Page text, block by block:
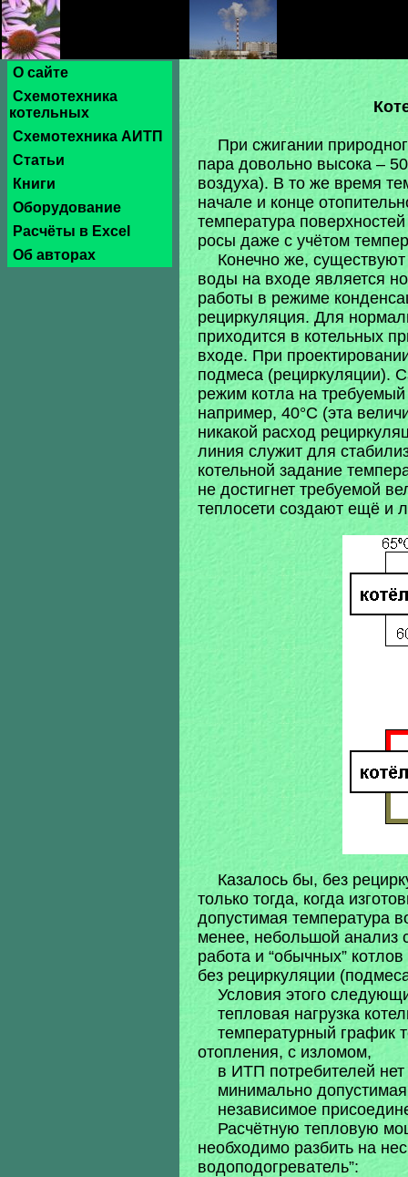
О сайте
Схемотехника
котельных
Схемотехника АИТП
Статьи
Книги
Оборудование
Расчёты в Excel
Об авторах
При сжигании
пара довольно высока –
воздуха). В то же время
начале и конце
температура
росы даже с учётом
Конечно же,
воды на входе является
работы в режиме
рециркуляция. Для
приходится в котельных
входе. При
подмеса (рециркуляции).
режим котла на
например, 40°C (эта
никакой расход
линия служит для
котельной задание
не достигнет требуемой
теплосети создают ещё и
Казалось бы, без
только тогда, когда
допустимая температура
менее, небольшой анализ
работа и “обычных”
без рециркуляции
Условия этого
тепловая нагрузка
температурный график
отопления, с изломом,
в ИТП потребителей
минимально
независимое
Расчётную тепловую
необходимо разбить на
водоподогреватель”: